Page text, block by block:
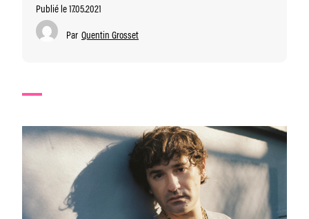
Publié le 17.05.2021
Par Quentin Grosset